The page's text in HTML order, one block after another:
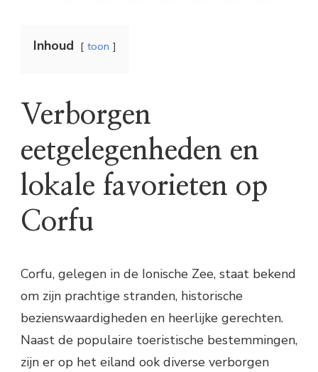
Inhoud toon
Verborgen
eetgelegenheden en
lokale favorieten op
Corfu
Corfu, gelegen in de Ionische Zee, staat bekend
om zijn prachtige stranden, historische
bezienswaardigheden en heerlijke gerechten.
Naast de populaire toeristische bestemmingen,
zijn er op het eiland ook diverse verborgen